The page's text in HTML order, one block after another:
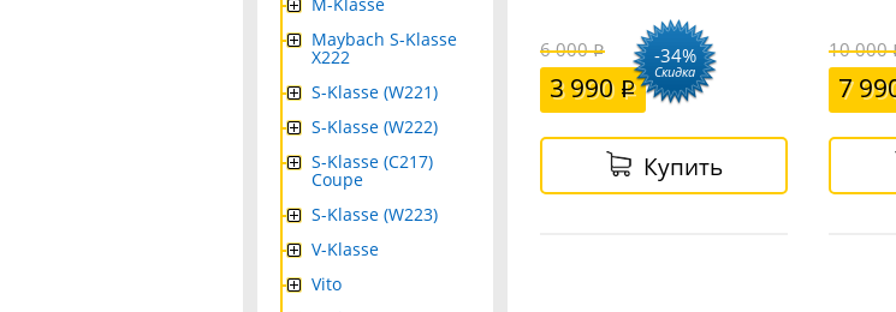
6 000
3 990
-34%
Скидка
Купить
10 000
7
Maybach S-Klasse
X222
S-Klasse (W221)
S-Klasse (W222)
S-Klasse (C217)
Coupe
S-Klasse (W223)
V-Klasse
Vito